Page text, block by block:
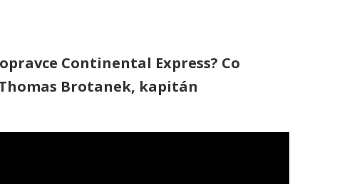
Continental Express? Co
Brotanek, kapitán